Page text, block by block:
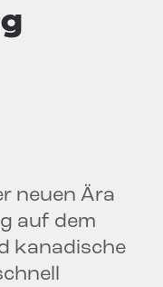
neuen Ära
auf dem
kanadische